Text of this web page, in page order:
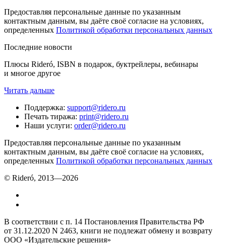
Предоставляя персональные данные по указанным
контактным данным, вы даёте своё согласие на условиях,
определенных Политикой обработки персональных данных
Последние новости
Плюсы Rideró, ISBN в подарок, буктрейлеры, вебинары
и многое другое
Читать дальше
Поддержка: support@ridero.ru
Печать тиража: print@ridero.ru
Наши услуги: order@ridero.ru
Предоставляя персональные данные по указанным
контактным данным, вы даёте своё согласие на условиях,
определенных Политикой обработки персональных данных
© Rideró, 2013—2026
В соответствии с п. 14 Постановления Правительства РФ
от 31.12.2020 N 2463, книги не подлежат обмену и возврату
ООО «Издательские решения»